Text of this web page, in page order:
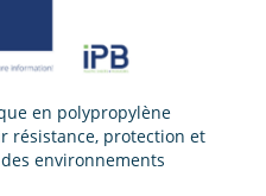
en polypropylène
résistance, protection et
environnements